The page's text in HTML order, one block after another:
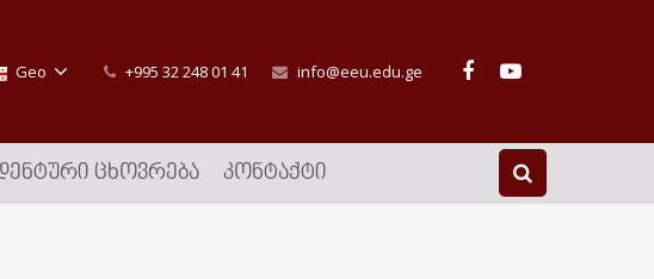
Geo +995 32 248 01 41 info@eeu.edu.ge
ᲪᲮᲝᲕᲠᲔᲑᲐ ᲙᲝᲜᲢᲐᲥᲢᲘ